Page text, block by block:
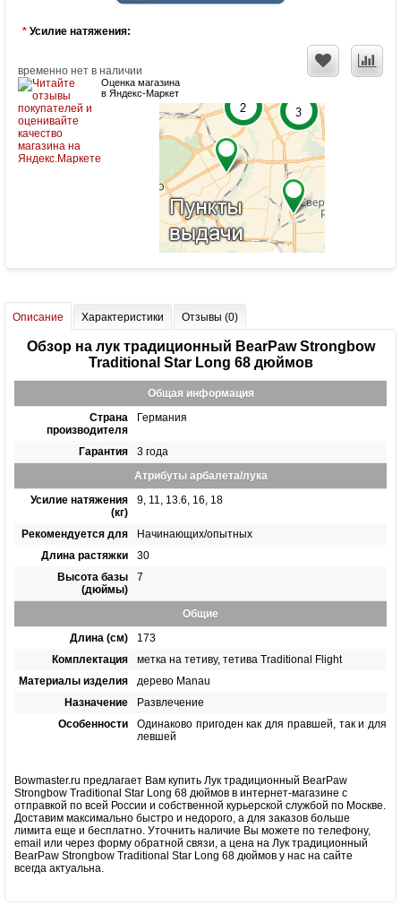
* Усилие натяжения:
временно нет в наличии
Оценка магазина
в Яндекс-Маркет
Описание Характеристики Отзывы (0)
Обзор на лук традиционный BearPaw Strongbow
Traditional Star Long 68 дюймов
Общая информация
Страна
производителя
Германия
Гарантия
3 года
Атрибуты арбалета/лука
Усилие натяжения
(кг)
9, 11, 13.6, 16, 18
Рекомендуется для
Начинающих/опытных
Длина растяжки
30
Высота базы
(дюймы)
7
Общие
Длина (см)
173
Комплектация
метка на тетиву, тетива Traditional Flight
Материалы изделия
дерево Manau
Назначение
Развлечение
Особенности
Одинаково пригоден как для правшей, так и для
левшей
Bowmaster.ru предлагает Вам купить Лук традиционный BearPaw
Strongbow Traditional Star Long 68 дюймов в интернет-магазине с
отправкой по всей России и собственной курьерской службой по Москве.
Доставим максимально быстро и недорого, а для заказов больше
лимита еще и бесплатно. Уточнить наличие Вы можете по телефону,
email или через форму обратной связи, а цена на Лук традиционный
BearPaw Strongbow Traditional Star Long 68 дюймов у нас на сайте
всегда актуальна.